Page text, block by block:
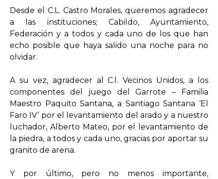
Desde el C.L. Castro Morales, queremos agradecer
a las instituciones; Cabildo, Ayuntamiento,
Federación y a todos y cada uno de los que han
echo posible que haya salido una noche para no
olvidar.
A su vez, agradecer al C.l. Vecinos Unidos, a los
componentes del juego del Garrote – Familia
Maestro Paquito Santana, a Santiago Santana ‘El
Faro IV’ por el levantamiento del arado y a nuestro
luchador, Alberto Mateo, por el levantamiento de
la piedra, a todos y cada uno, gracias por aportar su
granito de arena.
Y por último, pero no menos importante,